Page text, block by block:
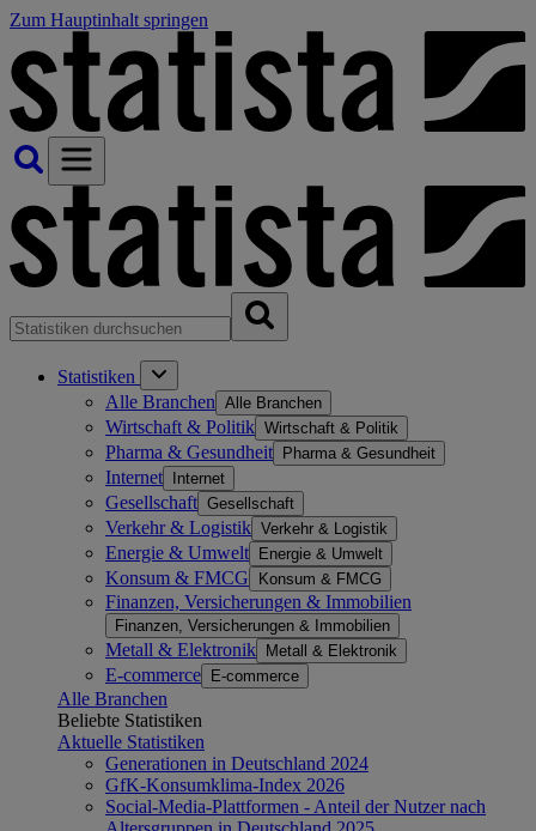
Zum Hauptinhalt springen
Statistiken
Alle Branchen Alle Branchen
Wirtschaft & Politik Wirtschaft & Politik
Pharma & Gesundheit Pharma & Gesundheit
Internet Internet
Gesellschaft Gesellschaft
Verkehr & Logistik Verkehr & Logistik
Energie & Umwelt Energie & Umwelt
Konsum & FMCG Konsum & FMCG
Finanzen, Versicherungen & Immobilien
Finanzen, Versicherungen & Immobilien
Metall & Elektronik Metall & Elektronik
E-commerce E-commerce
Alle Branchen
Beliebte Statistiken
Aktuelle Statistiken
Generationen in Deutschland 2024
GfK-Konsumklima-Index 2026
Social-Media-Plattformen - Anteil der Nutzer nach